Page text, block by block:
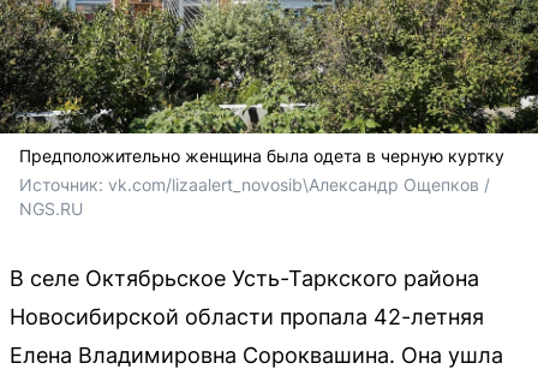
Предположительно женщина была одета в черную куртку
Источник: vk.com/lizaalert_novosib\Александр Ощепков /
NGS.RU
В селе Октябрьское Усть-Таркского района
Новосибирской области пропала 42-летняя
Елена Владимировна Сороквашина. Она ушла